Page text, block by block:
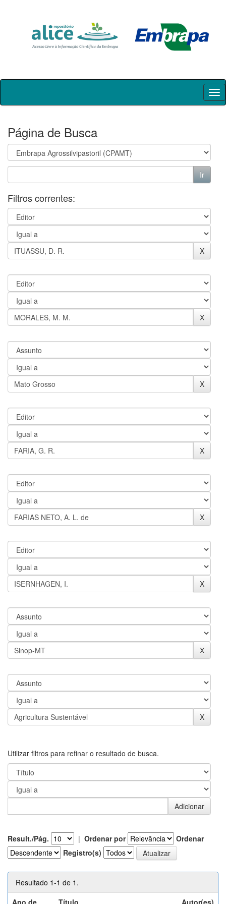
Skip
Página de Busca
Filtros correntes:
Utilizar filtros para refinar o resultado de busca.
Result./Pág. | Ordenar por
Ordenar
Registro(s)
Resultado 1-1 de 1.
Ano de
Título Autor(es)